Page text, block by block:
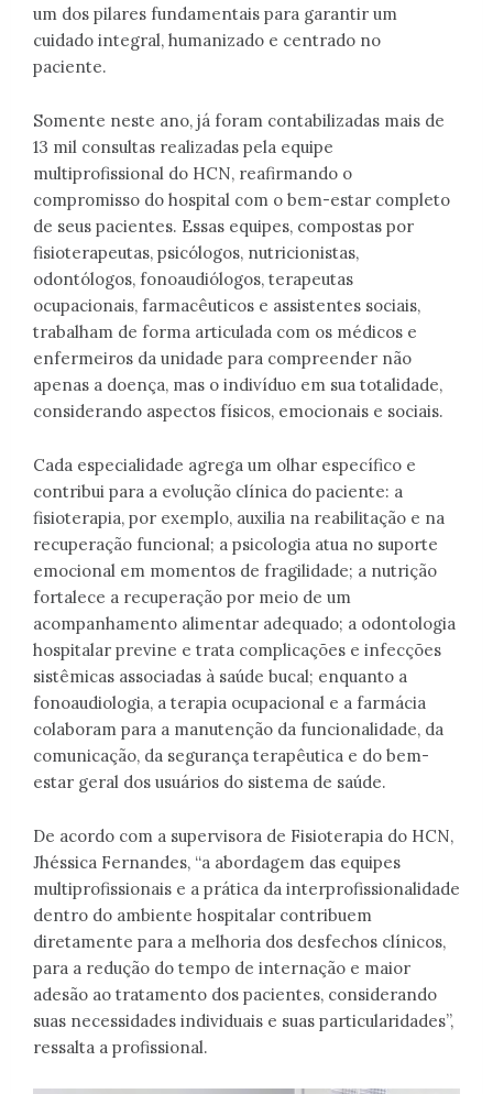
um dos pilares fundamentais para garantir um
cuidado integral, humanizado e centrado no
paciente.
Somente neste ano, já foram contabilizadas mais de
13 mil consultas realizadas pela equipe
multiprofissional do HCN, reafirmando o
compromisso do hospital com o bem-estar completo
de seus pacientes. Essas equipes, compostas por
fisioterapeutas, psicólogos, nutricionistas,
odontólogos, fonoaudiólogos, terapeutas
ocupacionais, farmacêuticos e assistentes sociais,
trabalham de forma articulada com os médicos e
enfermeiros da unidade para compreender não
apenas a doença, mas o indivíduo em sua totalidade,
considerando aspectos físicos, emocionais e sociais.
Cada especialidade agrega um olhar específico e
contribui para a evolução clínica do paciente: a
fisioterapia, por exemplo, auxilia na reabilitação e na
recuperação funcional; a psicologia atua no suporte
emocional em momentos de fragilidade; a nutrição
fortalece a recuperação por meio de um
acompanhamento alimentar adequado; a odontologia
hospitalar previne e trata complicações e infecções
sistêmicas associadas à saúde bucal; enquanto a
fonoaudiologia, a terapia ocupacional e a farmácia
colaboram para a manutenção da funcionalidade, da
comunicação, da segurança terapêutica e do bem-
estar geral dos usuários do sistema de saúde.
De acordo com a supervisora de Fisioterapia do HCN,
Jhéssica Fernandes, “a abordagem das equipes
multiprofissionais e a prática da interprofissionalidade
dentro do ambiente hospitalar contribuem
diretamente para a melhoria dos desfechos clínicos,
para a redução do tempo de internação e maior
adesão ao tratamento dos pacientes, considerando
suas necessidades individuais e suas particularidades”,
ressalta a profissional.